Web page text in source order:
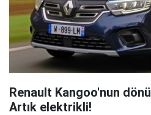
Renault Kangoo'nun
Artık elektrikli!